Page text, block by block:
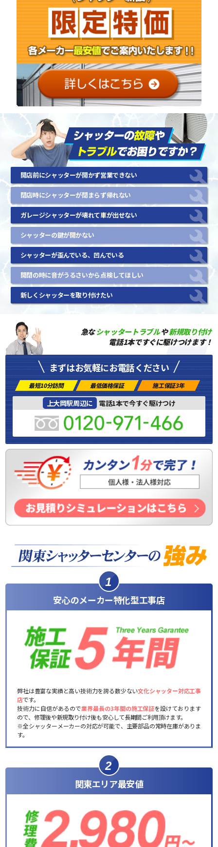
開店前にシャッターが開かず営業できない
閉店時にシャッターが閉まらず帰れない
ガレージシャッターが壊れて車が出せない
シャッターの鍵が開かない
シャッターが歪んでいる、凹んでいる
開閉の時に音がうるさいから点検してほしい
新しくシャッターを取り付けたい
急なシャッタートラブルや新規取り付け
電話1本ですぐに駆けつけます！
まずはお気軽にお電話ください
最短10分訪問 最低価格保証 施工保証3年
上大岡駅周辺に 電話1本で今すぐ駆けつけ
1
安心のメーカー特化型工事店
弊社は豊富な実績と高い技術力を誇る数少ない文化シャッター対応工事
店です。
技術力に自信があるので業界最長の3年間の施工保証を設けております
ので、修理後や新規取り付け後も安心して長期間ご利用頂けます。
※全シャッターメーカーの対応が可能で、主要部品の常時在庫がありま
す。
2
関東エリア最安値